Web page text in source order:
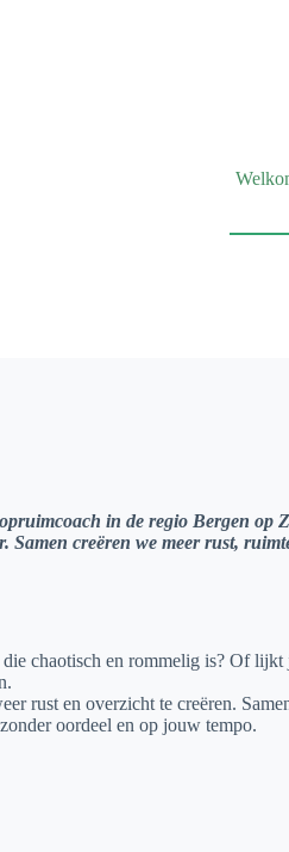
in de regio Bergen op
creëren we meer rust,
chaotisch en rommelig is? Of
rust en overzicht te creëren.
oordeel en op jouw tempo.